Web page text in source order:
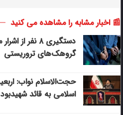
📰 اخبار مشابه را مشاهده می کنید
دستگیری ۸ نفر
گروهک‌های تروریستی
حجت‌الاسلام نواب:
اسلامی به قائد شهیدبود